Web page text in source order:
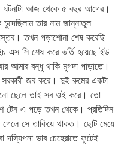
আজ থেকে ৫ বছর আগের।
তার নাম জান্নাতুল
তখন পড়াশোনা শেষ করেছি
সি শেষ করে ভর্তি হয়েছে ইউ
আমার বন্ধু থাকি মুগদা পাড়াতে।
জব করে। দুই রুমের একটা
ছেলে তাই সব ওই করে। তো
টেন এ পড়ে তখন থেকে। প্রতিদিন
সে তাকিয়ে থাকত। ছোট মেয়ে
দস্যিপনা ভাব চেহেরাতে ফুটেই